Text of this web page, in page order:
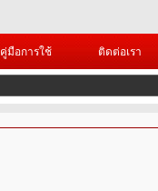
คู่มือการใช้ ติดต่อเรา